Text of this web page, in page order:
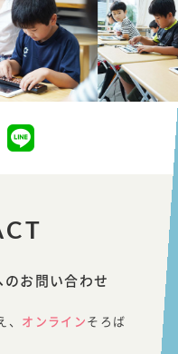
お問い合わせ
、 オンライン そろば